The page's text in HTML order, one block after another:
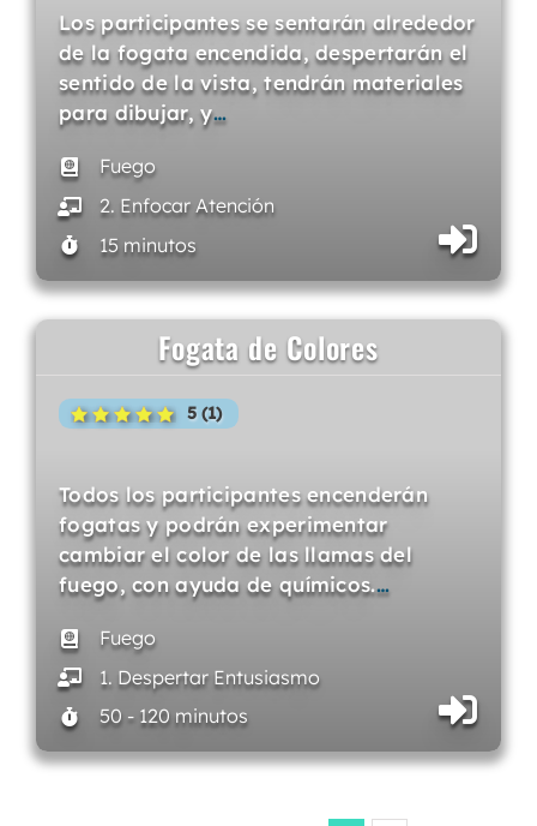
Los participantes se sentarán alrededor
de la fogata encendida, despertarán el
sentido de la vista, tendrán materiales
para dibujar, y…
Fuego
2. Enfocar Atención
15 minutos
Fogata de Colores
5 (1)
Todos los participantes encenderán
fogatas y podrán experimentar
cambiar el color de las llamas del
fuego, con ayuda de químicos.…
Fuego
1. Despertar Entusiasmo
50 - 120 minutos